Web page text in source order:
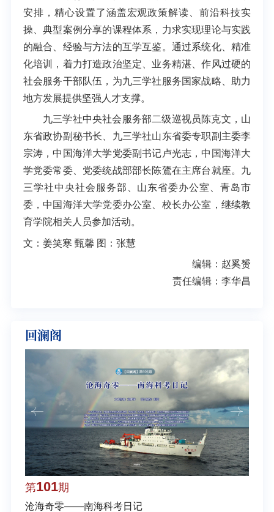
安排，精心设置了涵盖宏观政策解读、前沿科技实
操、典型案例分享的课程体系，力求实现理论与实践
的融合、经验与方法的互学互鉴。通过系统化、精准
化培训，着力打造政治坚定、业务精湛、作风过硬的
社会服务干部队伍，为九三学社服务国家战略、助力
地方发展提供坚强人才支撑。
九三学社中央社会服务部二级巡视员陈克文，山
东省政协副秘书长、九三学社山东省委专职副主委李
宗涛，中国海洋大学党委副书记卢光志，中国海洋大
学党委常委、党委统战部部长陈鷟在主席台就座。九
三学社中央社会服务部、山东省委办公室、青岛市
委，中国海洋大学党委办公室、校长办公室，继续教
育学院相关人员参加活动。
文：姜笑寒 甄馨 图：张慧
编辑：赵奚赟
责任编辑：李华昌
回澜阁
第101期
沧海奇零——南海科考日记